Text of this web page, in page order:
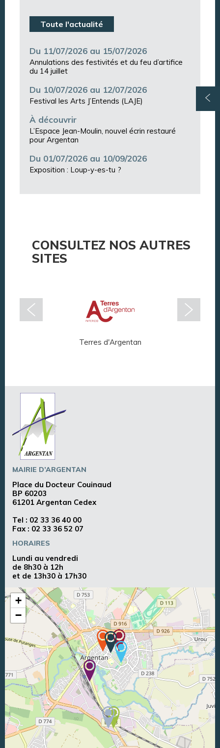
Toute l'actualité
Du 11/07/2026 au 15/07/2026
Annulations des festivités et du feu d’artifice
du 14 juillet
Du 10/07/2026 au 12/07/2026
Festival les Arts J’Entends (LAJE)
À découvrir
L’Espace Jean-Moulin, nouvel écrin restauré
pour Argentan
Du 01/07/2026 au 10/09/2026
Exposition : Loup-y-es-tu ?
CONSULTEZ NOS AUTRES
SITES
Terres d'Argentan
MAIRIE D’ARGENTAN
Place du Docteur Couinaud
BP 60203
61201 Argentan Cedex
Tel : 02 33 36 40 00
Fax : 02 33 36 52 07
HORAIRES
Lundi au vendredi
de 8h30 à 12h
et de 13h30 à 17h30
+
−